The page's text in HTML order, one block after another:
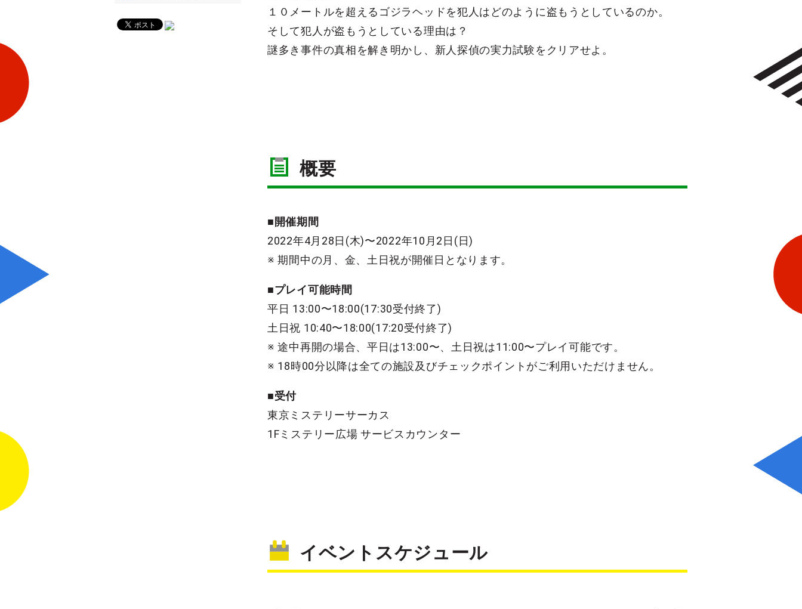
１０メートルを超えるゴジラヘッドを犯人はどのように盗もうとしているのか。
そして犯人が盗もうとしている理由は？
謎多き事件の真相を解き明かし、新人探偵の実力試験をクリアせよ。
概要
■開催期間
2022年4月28日(木)〜2022年10月2日(日)
※ 期間中の月、金、土日祝が開催日となります。
■プレイ可能時間
平日 13:00〜18:00(17:30受付終了)
土日祝 10:40〜18:00(17:20受付終了)
※ 途中再開の場合、平日は13:00〜、土日祝は11:00〜プレイ可能です。
※ 18時00分以降は全ての施設及びチェックポイントがご利用いただけません。
■受付
東京ミステリーサーカス
1Fミステリー広場 サービスカウンター
イベントスケジュール